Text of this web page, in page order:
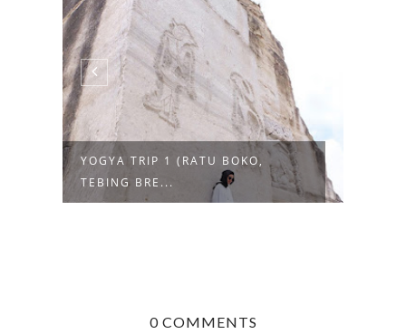
YOGYA TRIP 1 (RATU BOKO,
TEBING BRE...
0 COMMENTS